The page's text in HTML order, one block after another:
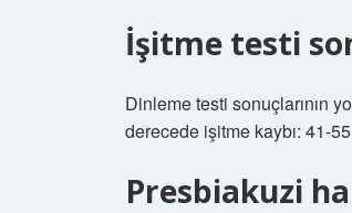
İşitme testi
Dinleme testi sonuçlarının
derecede işitme kaybı: 41-
Presbiakuzi